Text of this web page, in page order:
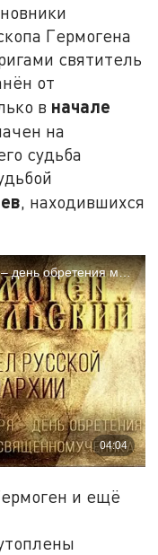
Гермогена
святитель
от
в начале
на
судьба
, находившихся
и ещё